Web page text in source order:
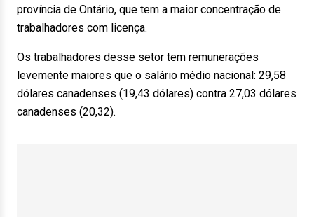
província de Ontário, que tem a maior concentração de
trabalhadores com licença.
Os trabalhadores desse setor tem remunerações
levemente maiores que o salário médio nacional: 29,58
dólares canadenses (19,43 dólares) contra 27,03 dólares
canadenses (20,32).